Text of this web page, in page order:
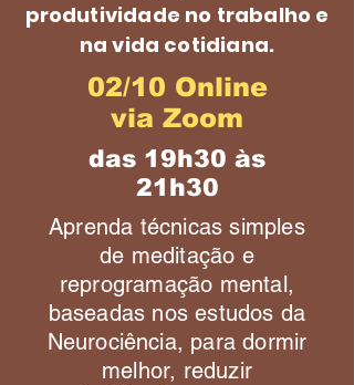
produtividade no trabalho e
na vida cotidiana.
02/10 Online
via Zoom
das 19h30 às
21h30
Aprenda técnicas simples
de meditação e
reprogramação mental,
baseadas nos estudos da
Neurociência, para dormir
melhor, reduzir